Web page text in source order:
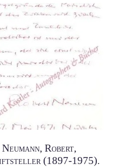
absteigend
Neumann, Robert,
(1897-1975).